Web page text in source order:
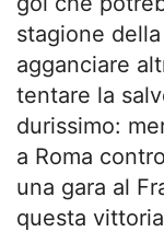
stagione
agganciare
tentare la
durissimo:
a Roma
una gara al
questa